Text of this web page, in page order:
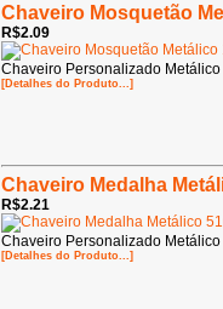
Chaveiro Mosquetão
R$2.09
Chaveiro Personalizado
[Detalhes do Produto...]
Chaveiro Medalha
R$2.21
Chaveiro Personalizado
[Detalhes do Produto...]